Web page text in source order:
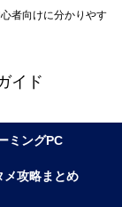
者向けに分かりやす
イド
ミングPC
メ攻略まとめ